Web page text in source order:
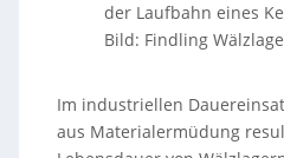
der Laufbahn eines
Bild: Findling
Im industriellen
aus Materialermüdung